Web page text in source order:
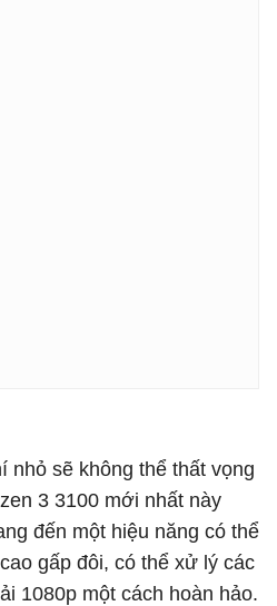
nhỏ sẽ không thể thất vọng
3 3100 mới nhất này
đến một hiệu năng có thể
gấp đôi, có thể xử lý các
1080p một cách hoàn hảo.